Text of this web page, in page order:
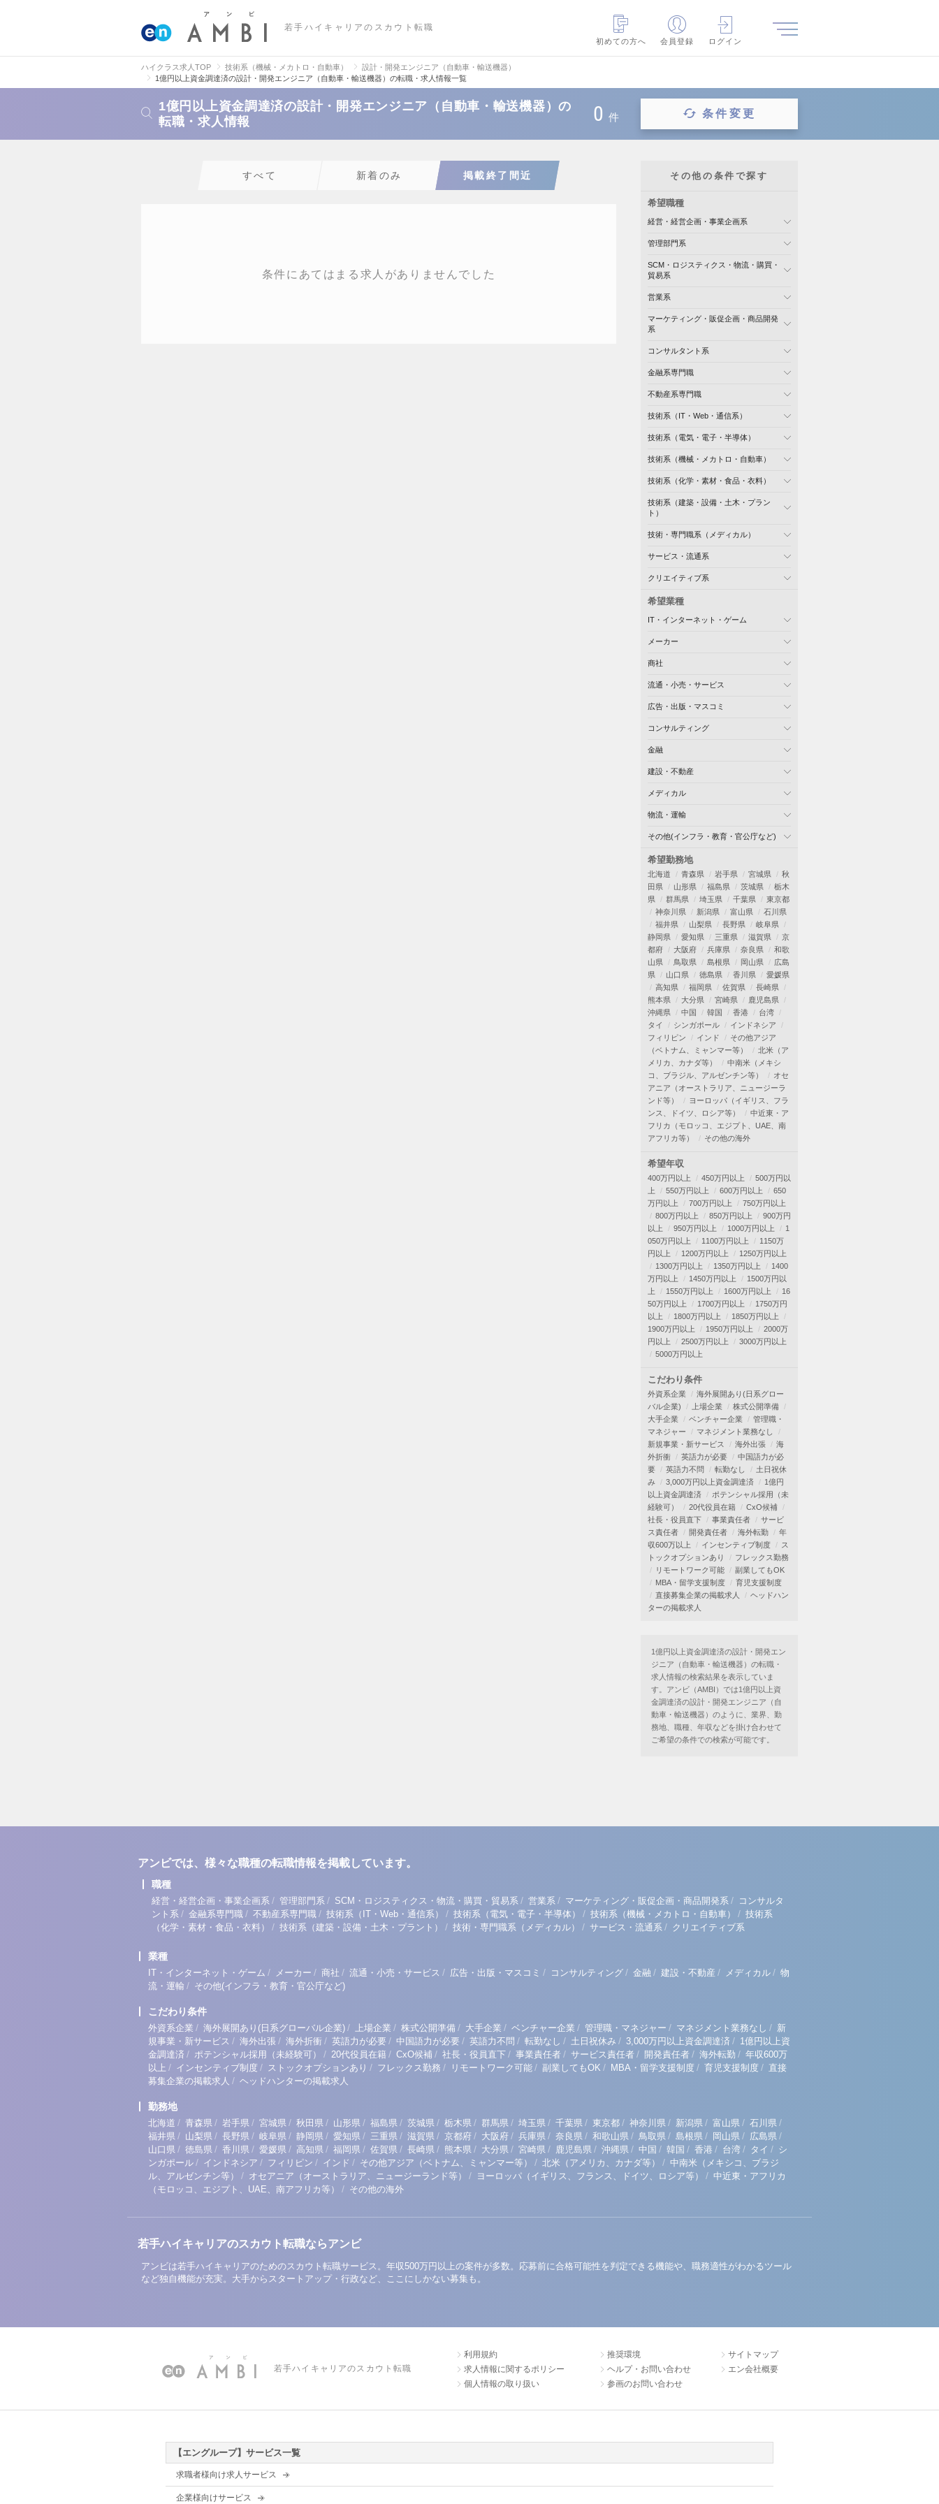
若手ハイキャリアのスカウト転職
初めての方へ
会員登録 ログイン
ハイクラス求人TOP 技術系（機械・メカトロ・自動車）
設計・開発エンジニア（自動車・輸送機器）
1億円以上資金調達済の設計・開発エンジニア（自動車・輸送機器）の転職・求人情報一覧
1億円以上資金調達済の設計・開発エンジニア（自動車・輸送機器）の
転職・求人情報
0 件 条件変更
すべて 新着のみ 掲載終了間近
条件にあてはまる求人がありませんでした
その他の条件で探す
希望職種
経営・経営企画・事業企画系
管理部門系
SCM・ロジスティクス・物流・購買・
貿易系
営業系
マーケティング・販促企画・商品開発
系
コンサルタント系
金融系専門職
不動産系専門職
技術系（IT・Web・通信系）
技術系（電気・電子・半導体）
技術系（機械・メカトロ・自動車）
技術系（化学・素材・食品・衣料）
技術系（建築・設備・土木・プラン
ト）
技術・専門職系（メディカル）
サービス・流通系
クリエイティブ系
希望業種
IT・インターネット・ゲーム
メーカー
商社
流通・小売・サービス
広告・出版・マスコミ
コンサルティング
金融
建設・不動産
メディカル
物流・運輸
その他(インフラ・教育・官公庁など)
希望勤務地
北海道 青森県 岩手県 宮城県
秋
田県
山形県 福島県 茨城県
栃木
県
群馬県 埼玉県 千葉県
東京都
神奈川県
新潟県 富山県
石川県
福井県
山梨県 長野県
岐阜県
静岡県
愛知県 三重県 滋賀県
京
都府
大阪府 兵庫県 奈良県
和歌
山県
鳥取県 島根県 岡山県
広島
県
山口県 徳島県 香川県
愛媛県
高知県
福岡県 佐賀県
長崎県
熊本県
大分県 宮崎県
鹿児島県
沖縄県
中国 韓国 香港
台湾
タイ
シンガポール
インドネシア
フィリピン
インド
その他アジア
（ベトナム、ミャンマー等）
北米（ア
メリカ、カナダ等）
中南米（メキシ
コ、ブラジル、アルゼンチン等）
オセ
アニア（オーストラリア、ニュージーラ
ンド等）
ヨーロッパ（イギリス、フラ
ンス、ドイツ、ロシア等）
中近東・ア
フリカ（モロッコ、エジプト、UAE、南
アフリカ等）
その他の海外
希望年収
400万円以上 450万円以上
500万円以
上
550万円以上 600万円以上
650
万円以上
700万円以上
750万円以上
800万円以上
850万円以上
900万円
以上
950万円以上 1000万円以上
1
050万円以上
1100万円以上
1150万
円以上
1200万円以上
1250万円以上
1300万円以上
1350万円以上
1400
万円以上
1450万円以上
1500万円以
上
1550万円以上 1600万円以上
16
50万円以上
1700万円以上
1750万円
以上
1800万円以上
1850万円以上
1900万円以上
1950万円以上
2000万
円以上
2500万円以上
3000万円以上
5000万円以上
こだわり条件
外資系企業
海外展開あり(日系グロー
バル企業)
上場企業
株式公開準備
大手企業
ベンチャー企業
管理職・
マネジャー
マネジメント業務なし
新規事業・新サービス
海外出張
海
外折衝
英語力が必要
中国語力が必
要
英語力不問 転勤なし
土日祝休
み
3,000万円以上資金調達済
1億円
以上資金調達済
ポテンシャル採用（未
経験可）
20代役員在籍
CxO候補
社長・役員直下
事業責任者
サービ
ス責任者
開発責任者 海外転勤
年
収600万以上
インセンティブ制度
ス
トックオプションあり
フレックス勤務
リモートワーク可能
副業してもOK
MBA・留学支援制度
育児支援制度
直接募集企業の掲載求人
ヘッドハン
ターの掲載求人
1億円以上資金調達済の設計・開発エン
ジニア（自動車・輸送機器）の転職・
求人情報の検索結果を表示していま
す。アンビ（AMBI）では1億円以上資
金調達済の設計・開発エンジニア（自
動車・輸送機器）のように、業界、勤
務地、職種、年収などを掛け合わせて
ご希望の条件での検索が可能です。
アンビでは、様々な職種の転職情報を掲載しています。
職種
経営・経営企画・事業企画系 / 管理部門系 / SCM・ロジスティクス・物流・購買・貿易系 / 営業系 / マーケティング・販促企画・商品開発系 / コンサルタ
ント系 / 金融系専門職 / 不動産系専門職 / 技術系（IT・Web・通信系） / 技術系（電気・電子・半導体） / 技術系（機械・メカトロ・自動車） / 技術系
（化学・素材・食品・衣料）
/ 技術系（建築・設備・土木・プラント） / 技術・専門職系（メディカル） / サービス・流通系 / クリエイティブ系
業種
IT・インターネット・ゲーム / メーカー / 商社 / 流通・小売・サービス / 広告・出版・マスコミ / コンサルティング / 金融 / 建設・不動産 / メディカル / 物
流・運輸 / その他(インフラ・教育・官公庁など)
こだわり条件
外資系企業 / 海外展開あり(日系グローバル企業) / 上場企業 / 株式公開準備 / 大手企業 / ベンチャー企業 / 管理職・マネジャー / マネジメント業務なし / 新
規事業・新サービス / 海外出張 / 海外折衝 / 英語力が必要 / 中国語力が必要 / 英語力不問 / 転勤なし / 土日祝休み / 3,000万円以上資金調達済 / 1億円以上資
金調達済 / ポテンシャル採用（未経験可） / 20代役員在籍 / CxO候補 / 社長・役員直下 / 事業責任者 / サービス責任者 / 開発責任者 / 海外転勤 / 年収600万
以上 / インセンティブ制度 / ストックオプションあり / フレックス勤務 / リモートワーク可能 / 副業してもOK / MBA・留学支援制度 / 育児支援制度 / 直接
募集企業の掲載求人 / ヘッドハンターの掲載求人
勤務地
北海道 / 青森県 / 岩手県 / 宮城県 / 秋田県 / 山形県 / 福島県 / 茨城県 / 栃木県 / 群馬県 / 埼玉県 / 千葉県 / 東京都 / 神奈川県 / 新潟県 / 富山県 / 石川県 /
福井県 / 山梨県 / 長野県 / 岐阜県 / 静岡県 / 愛知県 / 三重県 / 滋賀県 / 京都府 / 大阪府 / 兵庫県 / 奈良県 / 和歌山県 / 鳥取県 / 島根県 / 岡山県 / 広島県 /
山口県 / 徳島県 / 香川県 / 愛媛県 / 高知県 / 福岡県 / 佐賀県 / 長崎県 / 熊本県 / 大分県 / 宮崎県 / 鹿児島県 / 沖縄県 / 中国 / 韓国 / 香港 / 台湾 / タイ / シ
ンガポール / インドネシア / フィリピン / インド / その他アジア（ベトナム、ミャンマー等） / 北米（アメリカ、カナダ等） / 中南米（メキシコ、ブラジ
ル、アルゼンチン等）
/ オセアニア（オーストラリア、ニュージーランド等） / ヨーロッパ（イギリス、フランス、ドイツ、ロシア等） / 中近東・アフリカ
（モロッコ、エジプト、UAE、南アフリカ等）
/ その他の海外
若手ハイキャリアのスカウト転職ならアンビ
アンビは若手ハイキャリアのためのスカウト転職サービス。年収500万円以上の案件が多数。応募前に合格可能性を判定できる機能や、職務適性がわかるツール
など独自機能が充実。大手からスタートアップ・行政など、ここにしかない募集も。
若手ハイキャリアのスカウト転職
利用規約
求人情報に関するポリシー
個人情報の取り扱い
推奨環境
ヘルプ・お問い合わせ
参画のお問い合わせ
サイトマップ
エン会社概要
【エングループ】サービス一覧
求職者様向け求人サービス
企業様向けサービス